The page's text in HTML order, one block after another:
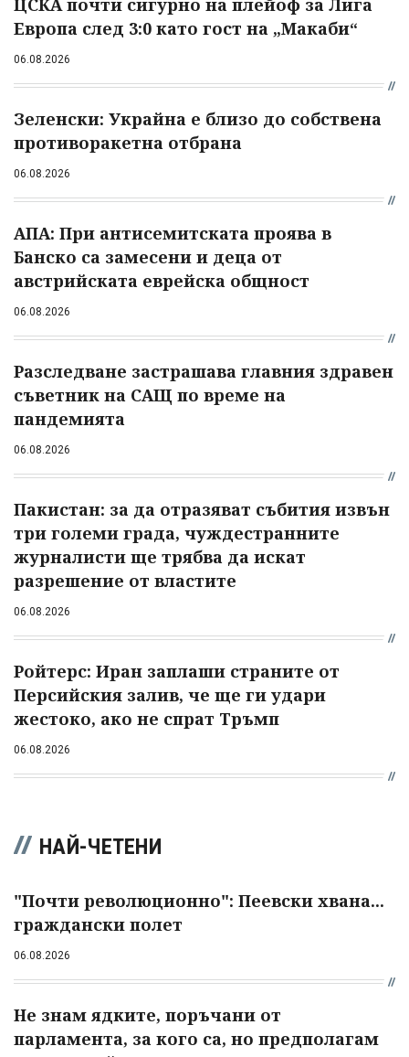
ЦСКА почти сигурно на плейоф за Лига
Европа след 3:0 като гост на „Макаби“
06.08.2026
Зеленски: Украйна е близо до собствена
противоракетна отбрана
06.08.2026
АПА: При антисемитската проява в
Банско са замесени и деца от
австрийската еврейска общност
06.08.2026
Разследване застрашава главния здравен
съветник на САЩ по време на
пандемията
06.08.2026
Пакистан: за да отразяват събития извън
три големи града, чуждестранните
журналисти ще трябва да искат
разрешение от властите
06.08.2026
Ройтерс: Иран заплаши страните от
Персийския залив, че ще ги удари
жестоко, ако не спрат Тръмп
06.08.2026
НАЙ-ЧЕТЕНИ
"Почти революционно": Пеевски хвана...
граждански полет
06.08.2026
Не знам ядките, поръчани от
парламента, за кого са, но предполагам